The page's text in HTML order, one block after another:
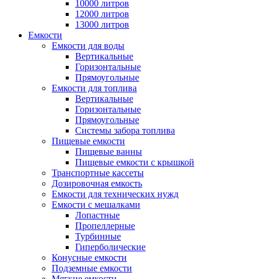
10000 литров
12000 литров
13000 литров
Емкости
Емкости для воды
Вертикальные
Горизонтальные
Прямоугольные
Емкости для топлива
Вертикальные
Горизонтальные
Прямоугольные
Системы забора топлива
Пищевые емкости
Пищевые ванны
Пищевые емкости с крышкой
Транспортные кассеты
Дозировочная емкость
Емкости для технических нужд
Емкости с мешалками
Лопастные
Пропеллерные
Турбинные
Гиперболические
Конусные емкости
Подземные емкости